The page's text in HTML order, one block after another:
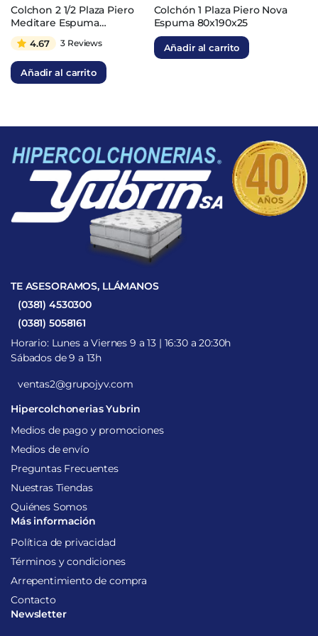
El
precio
original
era:
$2.022.542.
El
precio
actual
es:
$505.635.
Colchon 2 1/2 Plaza Piero
Meditare Espuma
140x190x23
4.67 3 Reviews
Añadir al carrito
El
precio
original
era:
El
precio
actual
es:
Colchón 1 Plaza Piero Nova
Espuma 80x190x25
Añadir al carrito
TE ASESORAMOS, LLÁMANOS
(0381) 4530300
(0381) 5058161
Horario: Lunes a Viernes 9 a 13 | 16:30 a 20:30h
Sábados de 9 a 13h
ventas2@grupojyv.com
Hipercolchonerias Yubrin
Medios de pago y promociones
Medios de envío
Preguntas Frecuentes
Nuestras Tiendas
Quiénes Somos
Más información
Política de privacidad
Términos y condiciones
Arrepentimiento de compra
Contacto
Newsletter